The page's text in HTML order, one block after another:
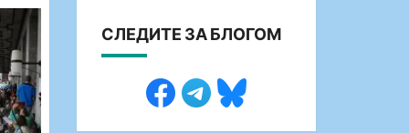
СЛЕДИТЕ ЗА БЛОГОМ